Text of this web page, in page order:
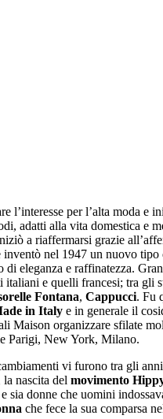
l’interesse per l’alta moda e
adatti alla vita domestica e
a riaffermarsi grazie
inventò nel 1947 un nuovo tipo
di eleganza e raffinatezza.
italiani e quelli francesi; tra gli
Fontana, Cappucci. Fu
in Italy e in generale il
Maison organizzare sfilate
Parigi, New York, Milano.
vi furono tra gli anni
la nascita del movimento
sia donne che uomini
che fece la sua comparsa